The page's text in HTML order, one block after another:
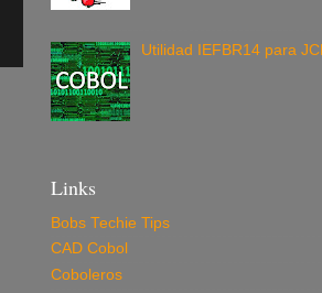
Utilidad IEFBR14 para JCL
Links
Bobs Techie Tips
CAD Cobol
Coboleros